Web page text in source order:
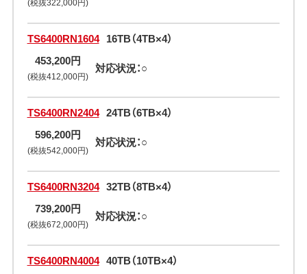
TS6400RN1604 16TB（4TB×4）
453,200円
(税抜412,000円)
対応状況：○
TS6400RN2404 24TB（6TB×4）
596,200円
(税抜542,000円)
対応状況：○
TS6400RN3204 32TB（8TB×4）
739,200円
(税抜672,000円)
対応状況：○
TS6400RN4004 40TB（10TB×4）